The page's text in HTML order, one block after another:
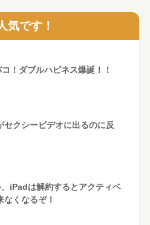
気です！
！ダブルハピネス爆誕！！
セクシービデオに出るのに反
iPadは解約するとアクティベ
なくなるぞ！